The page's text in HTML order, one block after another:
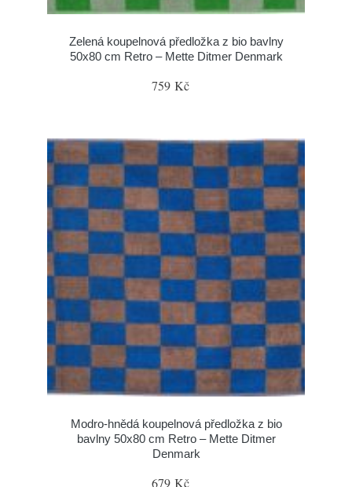
Zelená koupelnová předložka z bio bavlny
50x80 cm Retro – Mette Ditmer Denmark
759 Kč
Modro-hnědá koupelnová předložka z bio
bavlny 50x80 cm Retro – Mette Ditmer
Denmark
679 Kč